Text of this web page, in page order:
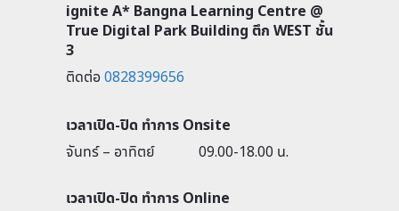
ignite A* Bangna Learning Centre @
True Digital Park Building ตึก WEST ชั้น
3
ติดต่อ0828399656
เวลาเปิด-ปิด ทำการ Onsite
จันทร์ – อาทิตย์
09.00-18.00 น.
เวลาเปิด-ปิด ทำการ Online